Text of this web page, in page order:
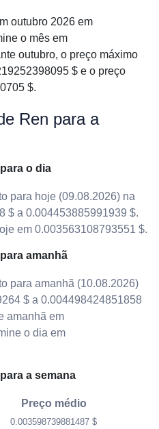
outubro 2026 em
o mês em
outubro, o preço máximo
$ e o preço
$.
Ren para a
o dia
para hoje (09.08.2026) na
$ a 0.004453885991939 $.
em 0.003563108793551 $.
amanhã
para amanhã (10.08.2026)
$ a 0.004498424851858
amanhã em
o dia em
a semana
Preço médio
0.003598739881487 $